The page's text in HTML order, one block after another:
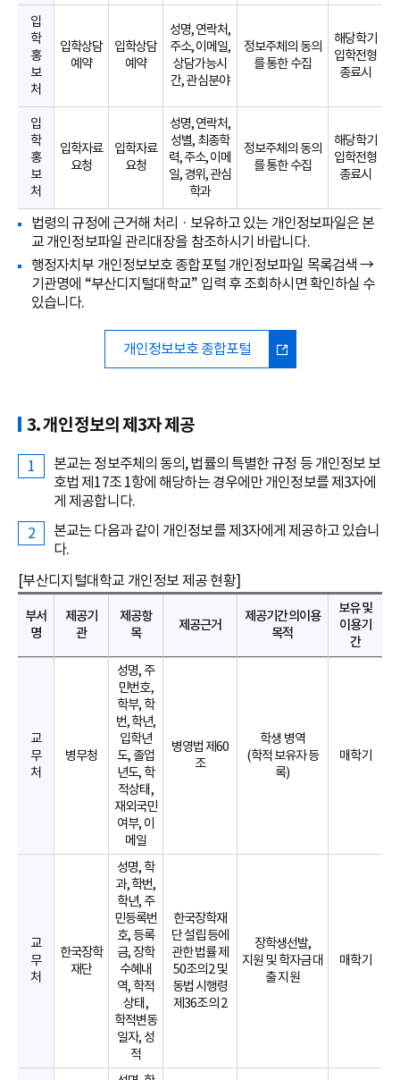
입
학
홍
보
처
입학상담
예약
입학상담
예약
성명, 연락처,
주소, 이메일,
상담가능시
간, 관심분야
정보주체의 동의
를 통한 수집
해당학기
입학전형
종료시
입
학
홍
보
처
입학자료
요청
입학자료
요청
성명, 연락처,
성별, 최종학
력, 주소, 이메
일, 경위, 관심
학과
정보주체의 동의
를 통한 수집
해당학기
입학전형
종료시
법령의 규정에 근거해 처리 · 보유하고 있는 개인정보파일은 본
교 개인정보파일 관리대장을 참조하시기 바랍니다.
행정자치부 개인정보보호 종합포털 개인정보파일 목록검색 →
기관명에 “부산디지털대학교” 입력 후 조회하시면 확인하실 수
있습니다.
개인정보보호 종합포털
3. 개인정보의 제3자 제공
본교는 정보주체의 동의, 법률의 특별한 규정 등 개인정보 보
호법 제17조 1항에 해당하는 경우에만 개인정보를 제3자에
게 제공합니다.
본교는 다음과 같이 개인정보를 제3자에게 제공하고 있습니
다.
[부산디지털대학교 개인정보 제공 현황]
부서
명
제공기
관
제공항
목
제공근거
제공기간의이용
목적
보유 및
이용기
간
교
무
처
병무청
성명, 주
민번호,
학부, 학
번, 학년,
입학년
도, 졸업
년도, 학
적상태,
재외국민
여부, 이
메일
병영법 제60
조
학생 병역
(학적 보유자 등
록)
매학기
교
무
처
한국장학
재단
성명, 학
과, 학번,
학년, 주
민등록번
호, 등록
금, 장학
수혜내
역, 학적
상태,
학적변동
일자, 성
적
한국장학재
단 설립 등에
관한 법률 제
50조의2 및
동법 시행령
제36조의 2
장학생선발,
지원 및 학자금 대
출 지원
매학기